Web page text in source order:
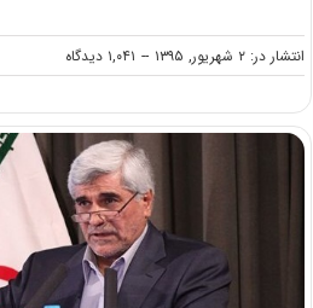
انتشار در: ۲ شهریور, ۱۳۹۵ -- ۱,۰۴۱ دیدگاه
on
احتمال
نتایج
کارشناسی
ارشد
۹۵
تا
پایان
هفته
جاری